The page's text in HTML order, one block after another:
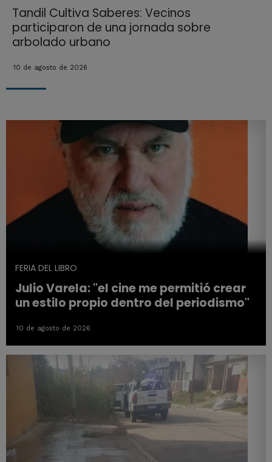
Tandil Cultiva Saberes: Vecinos
participaron de una jornada sobre
arbolado urbano
10 de agosto de 2026
FERIA DEL LIBRO
Julio Varela: "el cine me permitió crear
un estilo propio dentro del periodismo"
10 de agosto de 2026